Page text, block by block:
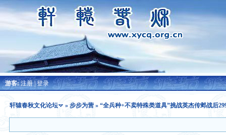
游客:注册|登录
轩辕春秋文化论坛 »步步为营 » “全兵种+不卖特殊类道具”挑战英杰传邺战后